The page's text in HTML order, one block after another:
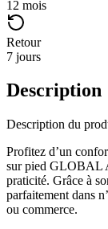
12 mois
Retour
7 jours
Description
Description du
Profitez d’un
sur pied GLOBAL
praticité. Grâce à
parfaitement dans
ou commerce.